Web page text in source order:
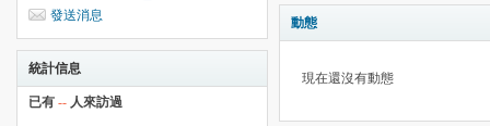
發送消息
統計信息
已有 -- 人來訪過
動態
現在還沒有動態